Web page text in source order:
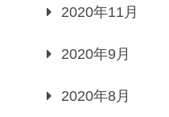
2020年11月
2020年9月
2020年8月